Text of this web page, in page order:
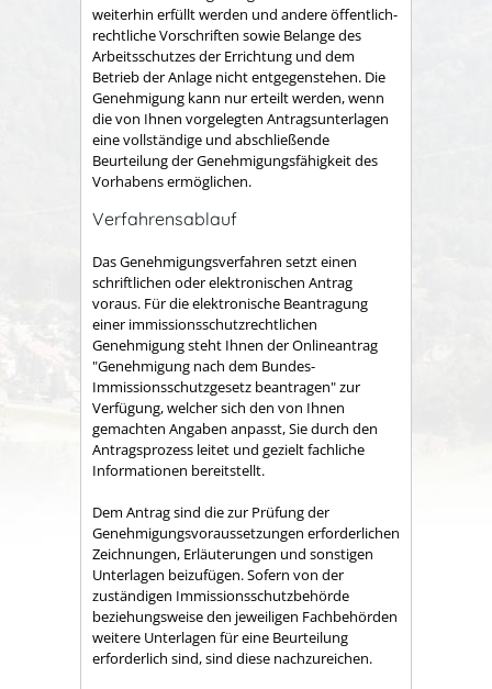
weiterhin erfüllt werden und andere öffentlich-
rechtliche Vorschriften sowie Belange des
Arbeitsschutzes der Errichtung und dem
Betrieb der Anlage nicht entgegenstehen. Die
Genehmigung kann nur erteilt werden, wenn
die von Ihnen vorgelegten Antragsunterlagen
eine vollständige und abschließende
Beurteilung der Genehmigungsfähigkeit des
Vorhabens ermöglichen.
Verfahrensablauf
Das Genehmigungsverfahren setzt einen
schriftlichen oder elektronischen Antrag
voraus. Für die elektronische Beantragung
einer immissionsschutzrechtlichen
Genehmigung steht Ihnen derOnlineantrag
"Genehmigung nach dem Bundes-
Immissionsschutzgesetz beantragen" zur
Verfügung, welcher sich den von Ihnen
gemachten Angaben anpasst, Sie durch den
Antragsprozess leitet und gezielt fachliche
Informationen bereitstellt.
Dem Antrag sind die zur Prüfung der
Genehmigungsvoraussetzungen erforderlichen
Zeichnungen, Erläuterungen und sonstigen
Unterlagen beizufügen. Sofern von der
zuständigen Immissionsschutzbehörde
beziehungsweise den jeweiligen Fachbehörden
weitere Unterlagen für eine Beurteilung
erforderlich sind, sind diese nachzureichen.